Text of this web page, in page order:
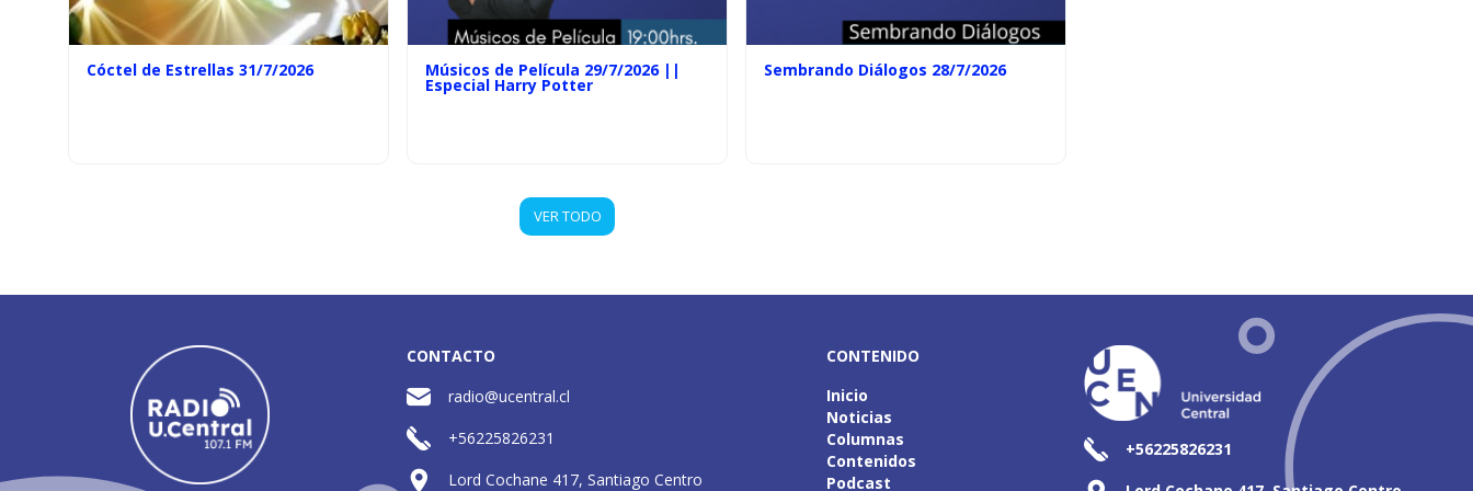
Cóctel de Estrellas 31/7/2026 Músicos de Película 29/7/2026 ||
Especial Harry Potter
Sembrando Diálogos 28/7/2026
VER TODO
CONTACTO
radio@ucentral.cl
+56225826231
Lord Cochane 417, Santiago Centro
CONTENIDO
Inicio
Noticias
Columnas
Contenidos
Podcast
+56225826231